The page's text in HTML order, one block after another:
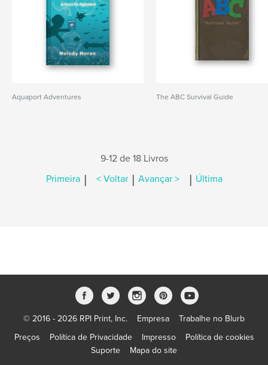
Aquaport Adventures The ABC Survival Guide
9-12 de 18 Livros
Primeira | < Voltar | Avançar > | Última
© 2016 - 2026 RPI Print, Inc. Empresa
Trabalhe no Blurb
Preços
Política de Privacidade Impresso
Política de cookies
Suporte
Mapa do site